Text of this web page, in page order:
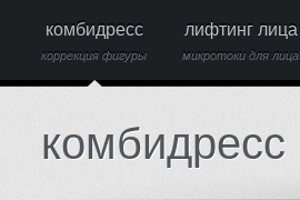
комбидресс
коррекция фигуры
лифтинг лица
микротоки для лица
комбидресс